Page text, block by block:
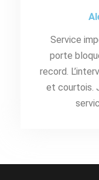
Service
porte
record.
et courtois.